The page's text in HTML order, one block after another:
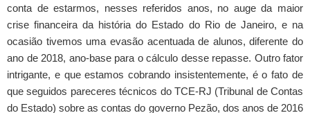
conta de estarmos, nesses referidos anos, no auge da maior
crise financeira da história do Estado do Rio de Janeiro, e na
ocasião tivemos uma evasão acentuada de alunos, diferente do
ano de 2018, ano-base para o cálculo desse repasse. Outro fator
intrigante, e que estamos cobrando insistentemente, é o fato de
que seguidos pareceres técnicos do TCE-RJ (Tribunal de Contas
do Estado) sobre as contas do governo Pezão, dos anos de 2016